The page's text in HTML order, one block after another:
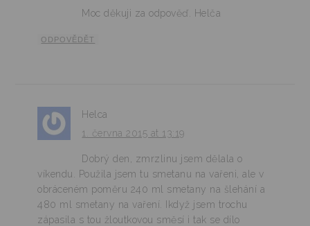
Moc děkuji za odpověď. Helča
ODPOVĚDĚT
Helca
1. června 2015 at 13:19
Dobrý den, zmrzlinu jsem dělala o
víkendu. Použila jsem tu smetanu na vařeni, ale v
obráceném poměru 240 ml smetany na šlehání a
480 ml smetany na vaření. Ikdyž jsem trochu
zápasila s tou žloutkovou směsí i tak se dílo